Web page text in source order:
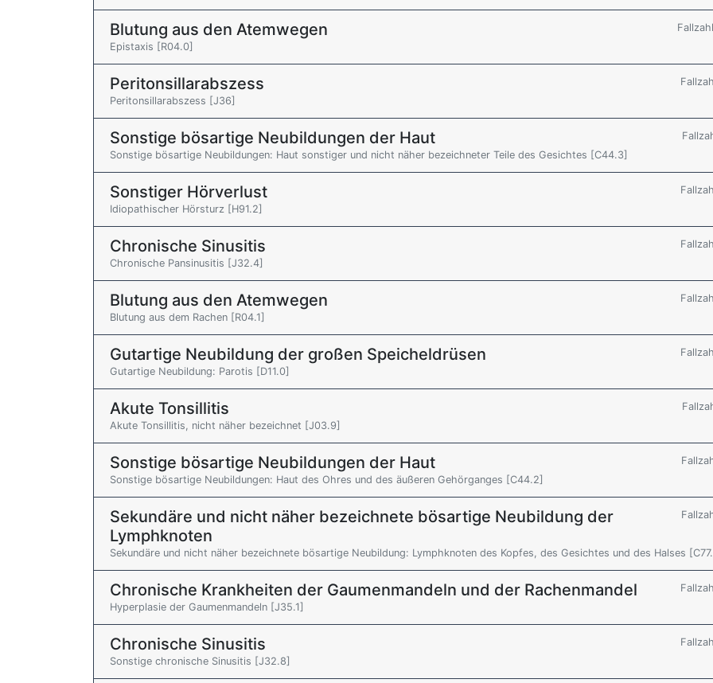
Blutung aus den Atemwegen
Epistaxis [R04.0]
Peritonsillarabszess
Peritonsillarabszess [J36]
Sonstige bösartige Neubildungen der Haut
Sonstige bösartige Neubildungen: Haut sonstiger und nicht näher bezeichneter Teile des Gesichtes [C44.3]
Sonstiger Hörverlust
Idiopathischer Hörsturz [H91.2]
Chronische Sinusitis
Chronische Pansinusitis [J32.4]
Blutung aus den Atemwegen
Blutung aus dem Rachen [R04.1]
Gutartige Neubildung der großen Speicheldrüsen
Gutartige Neubildung: Parotis [D11.0]
Akute Tonsillitis
Akute Tonsillitis, nicht näher bezeichnet [J03.9]
Sonstige bösartige Neubildungen der Haut
Sonstige bösartige Neubildungen: Haut des Ohres und des äußeren Gehörganges [C44.2]
Sekundäre und nicht näher bezeichnete bösartige Neubildung der
Lymphknoten
Sekundäre und nicht näher bezeichnete bösartige Neubildung: Lymphknoten des Kopfes, des Gesichtes und des Halses
Chronische Krankheiten der Gaumenmandeln und der Rachenmandel
Hyperplasie der Gaumenmandeln [J35.1]
Chronische Sinusitis
Sonstige chronische Sinusitis [J32.8]